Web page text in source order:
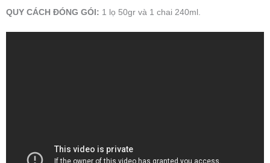
QUY CÁCH ĐÓNG GÓI: 1 lọ 50gr và 1 chai 240ml.